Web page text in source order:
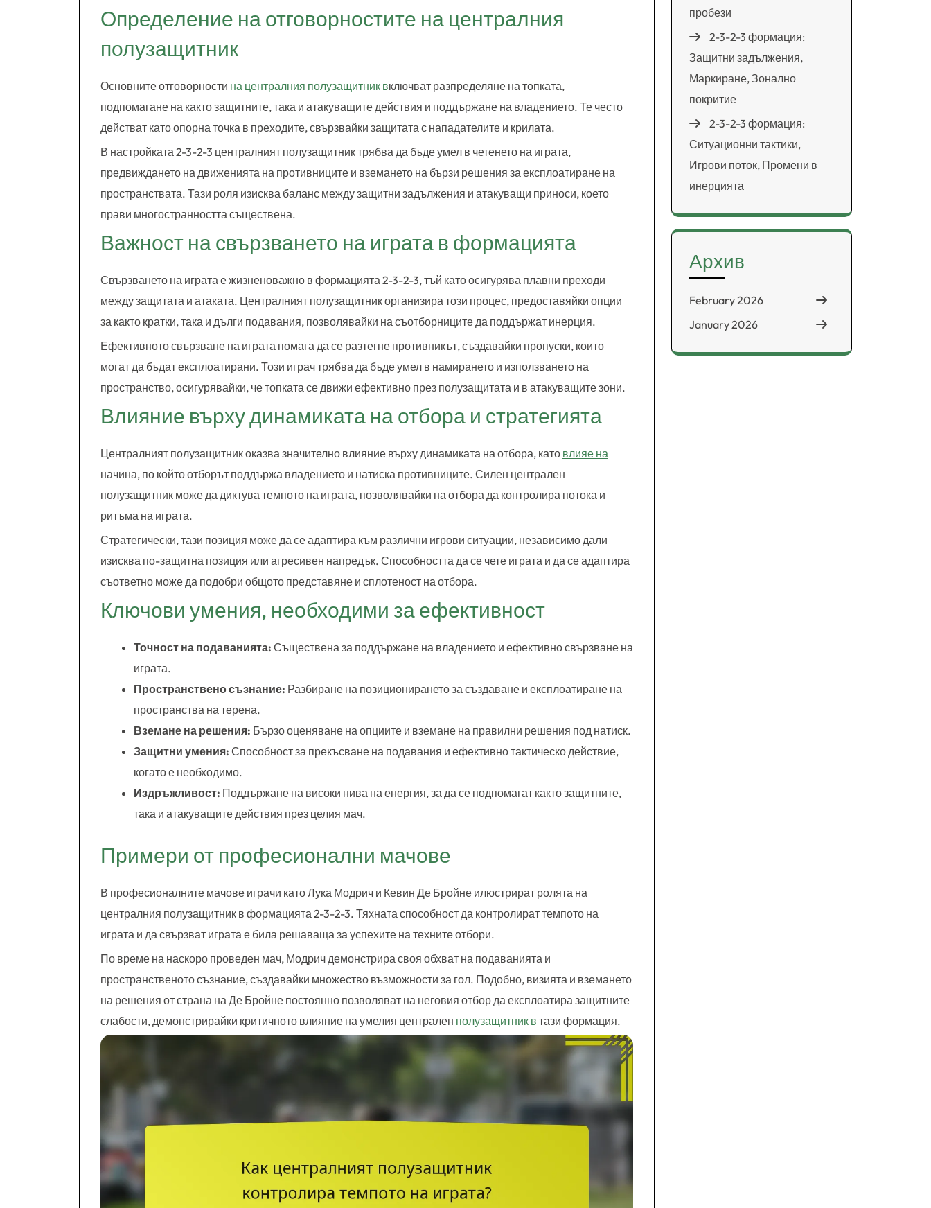
Определение на отговорностите на централния
полузащитник
Основните отговорности на централния полузащитник включват разпределяне на топката,
подпомагане на както защитните, така и атакуващите действия и поддържане на владението. Те често
действат като опорна точка в преходите, свързвайки защитата с нападателите и крилата.
В настройката 2-3-2-3 централният полузащитник трябва да бъде умел в четенето на играта,
предвиждането на движенията на противниците и вземането на бързи решения за експлоатиране на
пространствата. Тази роля изисква баланс между защитни задължения и атакуващи приноси, което
прави многостранността съществена.
Важност на свързването на играта в формацията
Свързването на играта е жизненоважно в формацията 2-3-2-3, тъй като осигурява плавни преходи
между защитата и атаката. Централният полузащитник организира този процес, предоставяйки опции
за както кратки, така и дълги подавания, позволявайки на съотборниците да поддържат инерция.
Ефективното свързване на играта помага да се разтегне противникът, създавайки пропуски, които
могат да бъдат експлоатирани. Този играч трябва да бъде умел в намирането и използването на
пространство, осигурявайки, че топката се движи ефективно през полузащитата и в атакуващите зони.
Влияние върху динамиката на отбора и стратегията
Централният полузащитник оказва значително влияние върху динамиката на отбора, като влияе на
начина, по който отборът поддържа владението и натиска противниците. Силен централен
полузащитник може да диктува темпото на играта, позволявайки на отбора да контролира потока и
ритъма на играта.
Стратегически, тази позиция може да се адаптира към различни игрови ситуации, независимо дали
изисква по-защитна позиция или агресивен напредък. Способността да се чете играта и да се адаптира
съответно може да подобри общото представяне и сплотеност на отбора.
Ключови умения, необходими за ефективност
Точност на подаванията: Съществена за поддържане на владението и ефективно свързване на
играта.
Пространствено съзнание: Разбиране на позиционирането за създаване и експлоатиране на
пространства на терена.
Вземане на решения: Бързо оценяване на опциите и вземане на правилни решения под натиск.
Защитни умения: Способност за прекъсване на подавания и ефективно тактическо действие,
когато е необходимо.
Издръжливост: Поддържане на високи нива на енергия, за да се подпомагат както защитните,
така и атакуващите действия през целия мач.
Примери от професионални мачове
В професионалните мачове играчи като Лука Модрич и Кевин Де Бройне илюстрират ролята на
централния полузащитник в формацията 2-3-2-3. Тяхната способност да контролират темпото на
играта и да свързват играта е била решаваща за успехите на техните отбори.
По време на наскоро проведен мач, Модрич демонстрира своя обхват на подаванията и
пространственото съзнание, създавайки множество възможности за гол. Подобно, визията и вземането
на решения от страна на Де Бройне постоянно позволяват на неговия отбор да експлоатира защитните
слабости, демонстрирайки критичното влияние на умелия централен полузащитник в тази формация.
пробези
2-3-2-3 формация:
Защитни задължения,
Маркиране, Зонално
покритие
2-3-2-3 формация:
Ситуационни тактики,
Игрови поток, Промени в
инерцията
Архив
February 2026
January 2026